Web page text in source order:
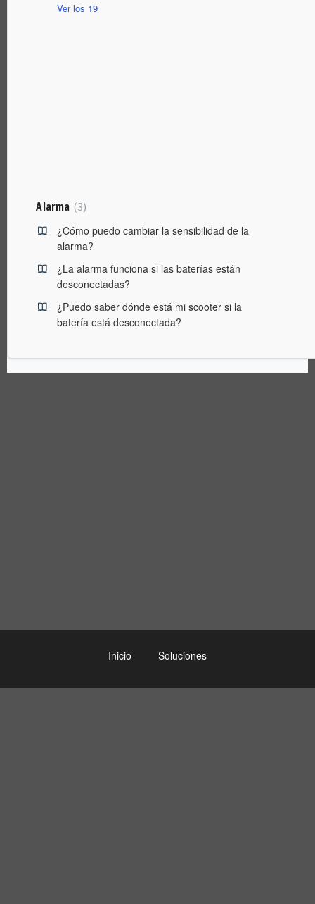
Ver los 19
Alarma 3
¿Cómo puedo cambiar la sensibilidad de la
alarma?
¿La alarma funciona si las baterías están
desconectadas?
¿Puedo saber dónde está mi scooter si la
batería está desconectada?
Inicio Soluciones